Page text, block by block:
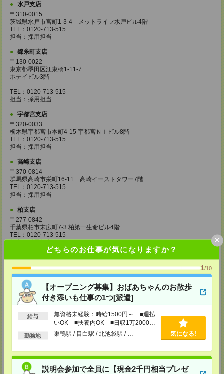
どちらのお仕事が気になりますか？
1/10
【オープニング募集】おばあちゃんのお散歩
付き添いも仕事の1つ[派遣]
給与
無資格未経験：時給1500円～ ■週払
いOK ■扶養内OK ■日収1万2000円
以上
勤務地 巣鴨駅 / 目白駅 / 北池袋駅 / … 気になる!
説明会参加で全員に【現金2千円相当プレゼ
×
水戸支店
〒310-0015
茨城県水戸市宮町1-3-4 メットライフ水戸ビル4階
TEL：0120-713-515
担当：採用担当
錦糸町支店
〒130-0022
東京都墨田区江東橋1-11-7
ホテイビル3階
TEL：0120-713-515
担当：採用担当
宇都宮支店
〒320-0033
栃木県宇都宮市本町4-15 宇都宮ＮＩビル8階
TEL：0120-713-515
担当：採用担当
高崎支店
〒370-0814
群馬県高崎市栄町16-11 高崎イーストタワー7階
TEL：0120-713-515
担当：採用担当
柏支店
〒277-0842
千葉県柏市末広町7-3 柏第一生命ビル4階
TEL：0120-713-515
東京都八王子市東町1－6 橋完ＬＫビル 3階
TEL：0120-713-515
担当：採用担当
町田支店
TEL：0120-713-515
越谷支店
埼玉県越谷市弥生町1-4 越谷弥生ビル3階
TEL：0120-713-515
担当：採用担当